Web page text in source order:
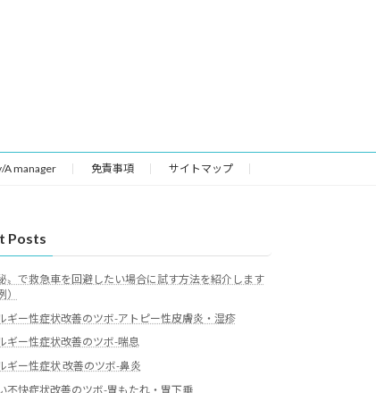
A manager 免責事項 サイトマップ
Posts
秘〟で救急車を回避したい場合に試す方法を紹介します
）
ギー性症状改善のツボ-アトピー性皮膚炎・湿疹
ギー性症状改善のツボ-喘息
ギー性症状 改善のツボ-鼻炎
不快症状改善のツボ-胃もたれ・胃下垂